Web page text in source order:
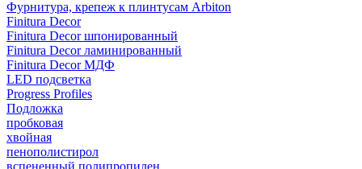
Фурнитура, крепеж к плинтусам Arbiton
Finitura Decor
Finitura Decor шпонированный
Finitura Decor ламинированный
Finitura Decor МДФ
LED подсветка
Progress Profiles
Подложка
пробковая
хвойная
пенополистирол
вспененный полипропилен